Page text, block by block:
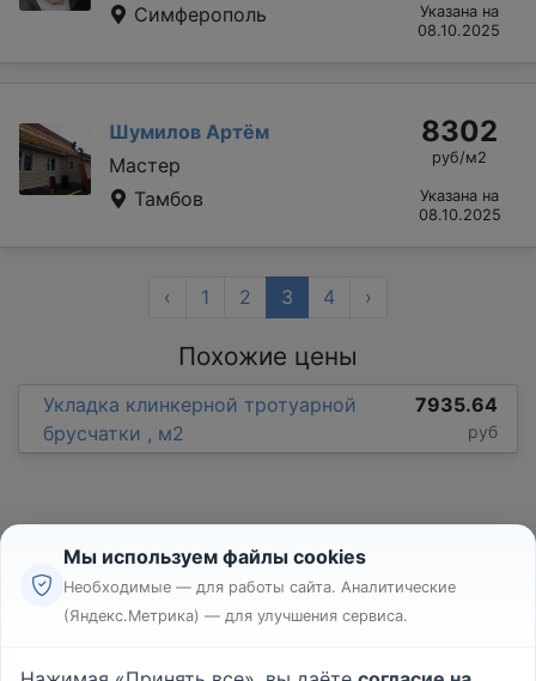
Симферополь
Указана на
08.10.2025
Шумилов Артём
Мастер
Тамбов
8302
руб/м2
Указана на
08.10.2025
‹ 1 2 3 4 ›
Похожие цены
Укладка клинкерной тротуарной
брусчатки , м2
7935.64
руб
Реклама
Мы используем файлы cookies
Необходимые — для работы сайта. Аналитические
(Яндекс.Метрика) — для улучшения сервиса.